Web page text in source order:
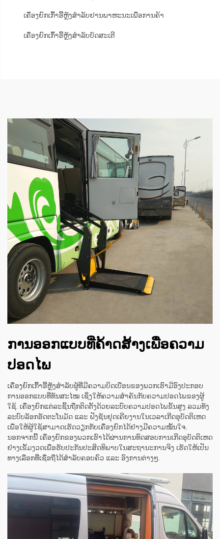
ເຄື່ອງຍົກເກົ້າອີ້ຫຼັງສຳລັບຢານພາຫະນະເພື່ອການຄ້າ
ເຄື່ອງຍົກເກົ້າອີ້ຫຼັງສຳລັບບັດສະເຕີ
ການອອກແບບທີ່ຄ້າດສ້າງເພື່ອຄວາມ
ປອດໄພ
ເຄື່ອງຍົກເກົ້າອີ້ຫຼັງສຳລັບຜູ້ທີ່ມີຄວາມບິດເບືອນຂອງພວກເຮົາມີອົງປະກອບ
ການອອກແບບທີ່ທັນສະໄໝ ເຊິ່ງໃຫ້ຄວາມສຳຄັນກັບຄວາມປອດໄພຂອງຜູ້
ໃຊ້. ເຄື່ອງຍົກແຕ່ລະຊິ້ນຖືກຕິດຕັ້ງດ້ວຍລະບົບຄວາມປອດໄພຂັ້ນສູງ ລວມທັງ
ລະບົບລັອກອັດຕະໂນມັດ ແລະ ຟັງຊັນຢຸດເຄີຍງານໃນເວລາເກີດອຸບັດຕິເຫດ
ເພື່ອໃຫ້ຜູ້ໃຊ້ສາມາດເຮັດວຽກກັບເຄື່ອງຍົກໄດ້ຢ່າງມີຄວາມໝັ້ນໃຈ.
ນອກຈາກນີ້ ເຄື່ອງຍົກຂອງພວກເຮົາໄດ້ຜ່ານການທົດສອບການເກີດອຸບັດຕິເຫດ
ຢ່າງເຂັ້ມງວດເພື່ອຮັບປະກັນປະສິດທິພາບໃນສະຖານະການຈິງ ເຮັດໃຫ້ເປັນ
ທາງເລືອກທີ່ເຊື່ອຖືໄດ້ສຳລັບຄອບຄົວ ແລະ ອົງການຕ່າງໆ.